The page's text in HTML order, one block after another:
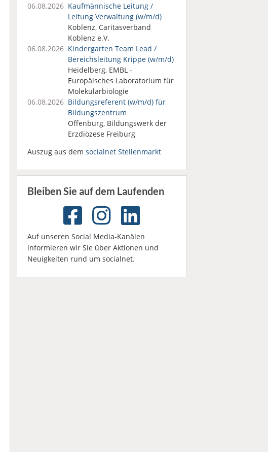
06.08.2026 Kaufmännische Leitung /
Leitung Verwaltung (w/m/d)
Koblenz, Caritasverband
Koblenz e.V.
06.08.2026 Kindergarten Team Lead /
Bereichsleitung Krippe (w/m/d)
Heidelberg, EMBL -
Europäisches Laboratorium für
Molekularbiologie
06.08.2026 Bildungsreferent (w/m/d) für
Bildungszentrum
Offenburg, Bildungswerk der
Erzdiözese Freiburg
Auszug aus dem socialnet Stellenmarkt
Bleiben Sie auf dem Laufenden
Auf unseren Social Media-Kanälen
informieren wir Sie über Aktionen und
Neuigkeiten rund um socialnet.